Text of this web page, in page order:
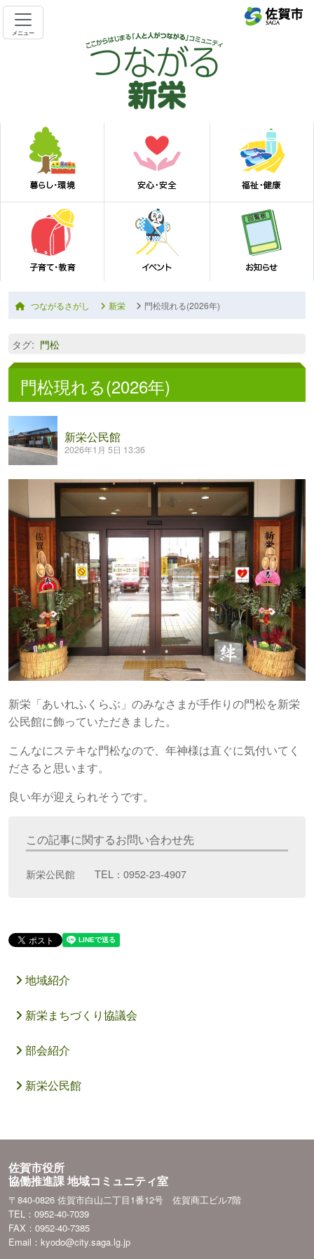
メニュー
つながるさがし 新栄 門松現れる(2026年)
タグ: 門松
門松現れる(2026年)
新栄公民館
2026年1月 5日 13:36
新栄「あいれふくらぶ」のみなさまが手作りの門松を新栄
公民館に飾っていただきました。
こんなにステキな門松なので、年神様は直ぐに気付いてく
ださると思います。
良い年が迎えられそうです。
この記事に関するお問い合わせ先
新栄公民館 TEL：0952-23-4907
地域紹介
新栄まちづくり協議会
部会紹介
新栄公民館
佐賀市役所
協働推進課 地域コミュニティ室
〒840-0826 佐賀市白山二丁目1番12号 佐賀商工ビル7階
TEL：0952-40-7039
FAX：0952-40-7385
Email：kyodo@city.saga.lg.jp